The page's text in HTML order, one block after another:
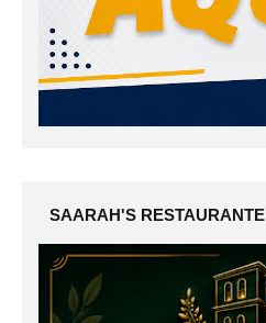
SAARAH'S RESTAURANTE